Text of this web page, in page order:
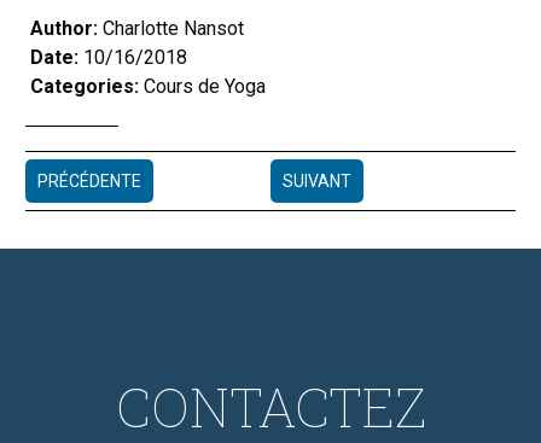
Author: Charlotte Nansot
Date: 10/16/2018
Categories: Cours de Yoga
PRÉCÉDENTE SUIVANT
CONTACTEZ